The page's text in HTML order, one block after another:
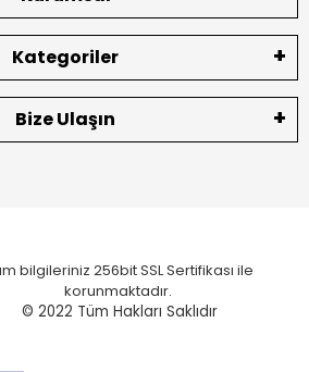
Kategoriler
Bize Ulaşın
bilgileriniz 256bit SSL Sertifikası ile
korunmaktadır.
© 2022 Tüm Hakları Saklıdır